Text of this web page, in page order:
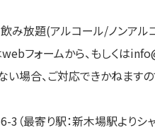
放題(アルコール/ノンアル
フォームから、もしくは
場合、ご対応できかねますの
最寄り駅：新木場駅よりシャ